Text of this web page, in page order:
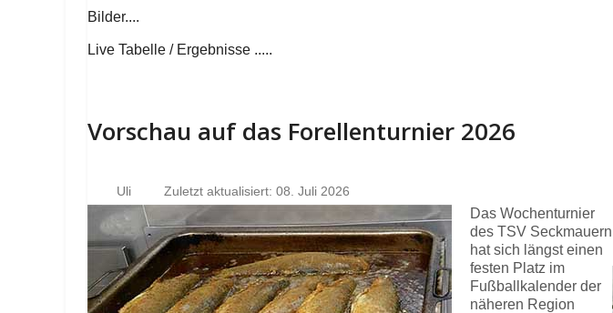
Bilder....
Live Tabelle / Ergebnisse .....
Vorschau auf das Forellenturnier 2026
Uli Zuletzt aktualisiert: 08. Juli 2026
Das Wochenturnier
des TSV Seckmauern
hat sich längst einen
festen Platz im
Fußballkalender der
näheren Region